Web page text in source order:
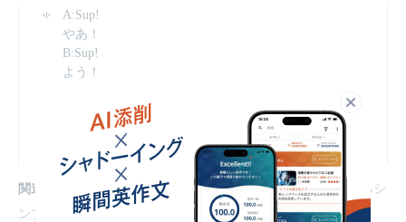
A:Sup!
やあ！
B:Sup!
よう！
やあ！
B:Hi!
よっ！
関連記事：
【ビジネス英語の基本】英語での自己紹介に使えるシ
ンプルな英文を紹介